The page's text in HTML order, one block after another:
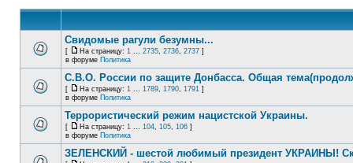
Свидомые рагули безумны...
[ На страницу: 1 ... 2735, 2736, 2737 ]
в форуме Политика
С.В.О. России по защите Донбасса. Общая
[ На страницу: 1 ... 1789, 1790, 1791 ]
в форуме Политика
Террористический режим нацистской Украины.
[ На страницу: 1 ... 104, 105, 106 ]
в форуме Политика
ЗЕЛЕНСКИЙ - шестой любимый президент УКРАИНЫ!